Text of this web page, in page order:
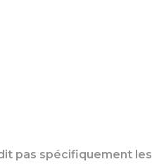
pas spécifiquement les